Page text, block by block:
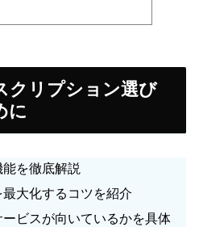
クリプション選び
に
を徹底解説
大化するコツを紹介
ビスが向いているかを具体